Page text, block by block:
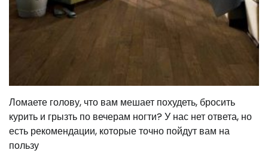
Ломаете голову, что вам мешает похудеть, бросить
курить и грызть по вечерам ногти? У нас нет ответа, но
есть рекомендации, которые точно пойдут вам на
пользу